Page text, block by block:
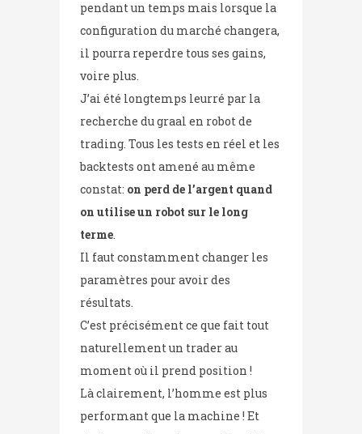
pendant un temps mais lorsque la
configuration du marché changera,
il pourra reperdre tous ses gains,
voire plus.
J’ai été longtemps leurré par la
recherche du graal en robot de
trading. Tous les tests en réel et les
backtests ont amené au même
constat: on perd de l’argent quand
on utilise un robot sur le long
terme.
Il faut constamment changer les
paramètres pour avoir des
résultats.
C’est précisément ce que fait tout
naturellement un trader au
moment où il prend position !
Là clairement, l’homme est plus
performant que la machine ! Et